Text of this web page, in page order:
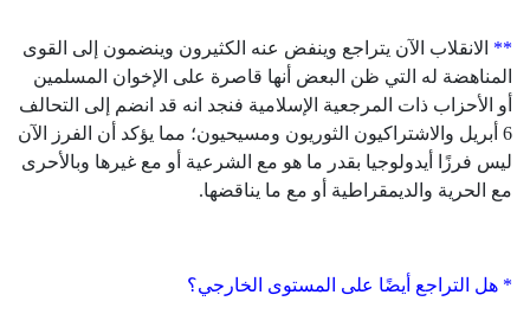
** الانقلاب الآن يتراجع وينفض عنه الكثيرون وينضمون إلى القوى
المناهضة له التي ظن البعض أنها قاصرة على الإخوان المسلمين
أو الأحزاب ذات المرجعية الإسلامية فنجد انه قد انضم إلى التحالف
6 أبريل والاشتراكيون الثوريون ومسيحيون؛ مما يؤكد أن الفرز الآن
ليس فرزًا أيدولوجيا بقدر ما هو مع الشرعية أو مع غيرها وبالأحرى
مع الحرية والديمقراطية أو مع ما يناقضها.
* هل التراجع أيضًا على المستوى الخارجي؟